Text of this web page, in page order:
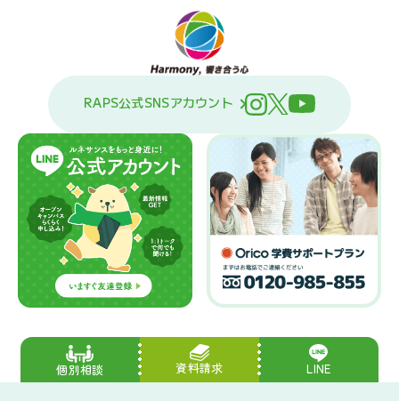
RAPS公式SNSアカウント
個別相談 資料請求 LINE